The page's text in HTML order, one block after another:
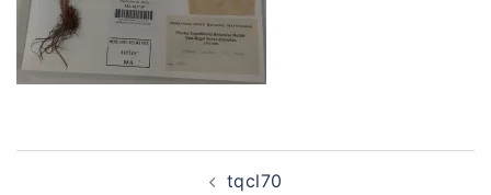
Navegación
tqcl70